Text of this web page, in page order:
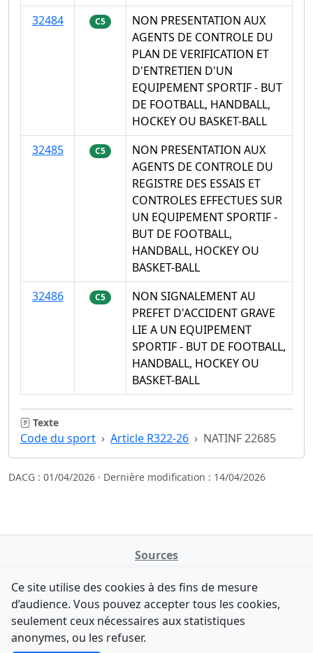
32484
C5
NON PRESENTATION AUX
AGENTS DE CONTROLE DU
PLAN DE VERIFICATION ET
D'ENTRETIEN D'UN
EQUIPEMENT SPORTIF - BUT
DE FOOTBALL, HANDBALL,
HOCKEY OU BASKET-BALL
32485
C5
NON PRESENTATION AUX
AGENTS DE CONTROLE DU
REGISTRE DES ESSAIS ET
CONTROLES EFFECTUES SUR
UN EQUIPEMENT SPORTIF -
BUT DE FOOTBALL,
HANDBALL, HOCKEY OU
BASKET-BALL
32486
C5
NON SIGNALEMENT AU
PREFET D'ACCIDENT GRAVE
LIE A UN EQUIPEMENT
SPORTIF - BUT DE FOOTBALL,
HANDBALL, HOCKEY OU
BASKET-BALL
Texte
Code du sport Article R322-26 NATINF 22685
DACG : 01/04/2026 · Dernière modification : 14/04/2026
Sources
data.gouv.fr
Legifrance - API
Contact
Comment avez-vous découvert NATINFo ?
Une courte réponse suffit (500 caractères max).
Ce site utilise des cookies à des fins de mesure
d’audience. Vous pouvez accepter tous les cookies,
seulement ceux nécessaires aux statistiques
anonymes, ou les refuser.